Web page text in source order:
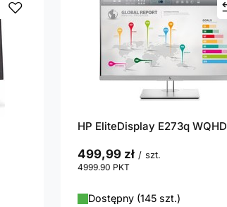
HP EliteDisplay E273q WQHD
499,99 zł / szt.
4999.90 PKT
Dostępny (145 szt.)